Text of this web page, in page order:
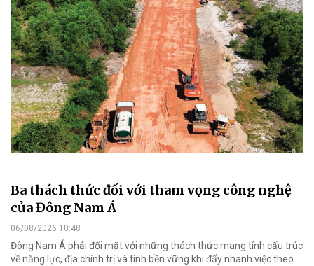
Ba thách thức đối với tham vọng công nghệ
của Đông Nam Á
06/08/2026 10:48
Đông Nam Á phải đối mặt với những thách thức mang tính cấu trúc
về năng lực, địa chính trị và tính bền vững khi đẩy nhanh việc theo